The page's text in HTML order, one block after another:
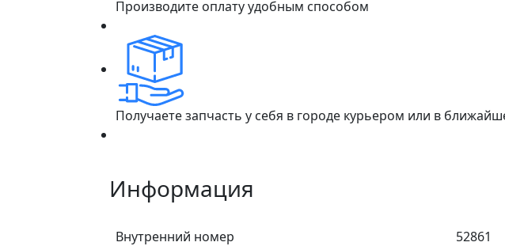
Производите оплату удобным способом
Получаете запчасть у себя в городе курьером или в
Информация
Внутренний номер
52861